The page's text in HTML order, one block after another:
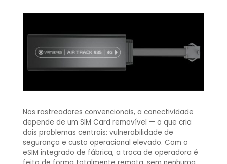
Nos rastreadores convencionais, a conectividade
depende de um SIM Card removível — o que cria
dois problemas centrais: vulnerabilidade de
segurança e custo operacional elevado. Com o
eSIM integrado de fábrica, a troca de operadora é